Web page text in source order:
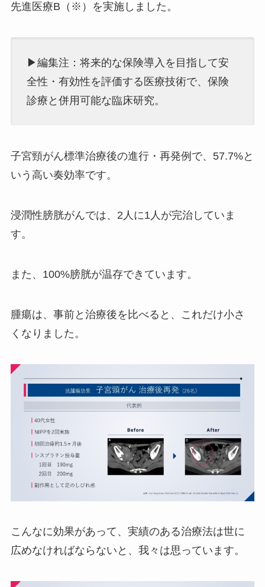
先進医療B（※）を実施しました。
▶編集注：将来的な保険導入を目指して安
全性・有効性を評価する医療技術で、保険
診療と併用可能な臨床研究。
子宮頸がん標準治療後の進行・再発例で、57.7%と
いう高い奏効率です。
浸潤性膀胱がんでは、2人に1人が完治していま
す。
また、100%膀胱が温存できています。
腫瘍は、事前と治療後を比べると、これだけ小さ
くなりました。
こんなに効果があって、実績のある治療法は世に
広めなければならないと、我々は思っています。